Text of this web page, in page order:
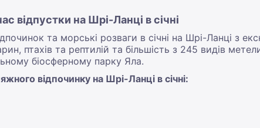
відпустки на Шрі-Ланці в січні
та морські розваги в січні на Шрі-Ланці з
птахів та рептилій та більшість з 245 видів
біосферному парку Яла.
відпочинку на Шрі-Ланці в січні: